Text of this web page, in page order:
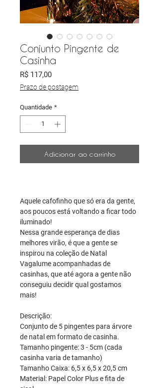
Conjunto Pingente de
Casinha
R$ 117,00Preço
Prazo de postagem
Quantidade *
Adicionar ao carrinho
Aquele cafofinho que só era da gente,
aos poucos está voltando a ficar todo
iluminado!
Nessa grande esperança de dias
melhores virão, é que a gente se
inspirou na coleção de Natal
Vagalume acompanhadas de
casinhas, que até agora a gente não
conseguiu decidir qual gostamos
mais!
Descrição:
Conjunto de 5 pingentes para árvore
de natal em formato de casinha.
Tamanho pingente: 3 - 5cm (cada
casinha varia de tamanho)
Tamanho Caixa: 6,5 x 6,5 x 20,5 cm
Material: Papel Color Plus e fita de